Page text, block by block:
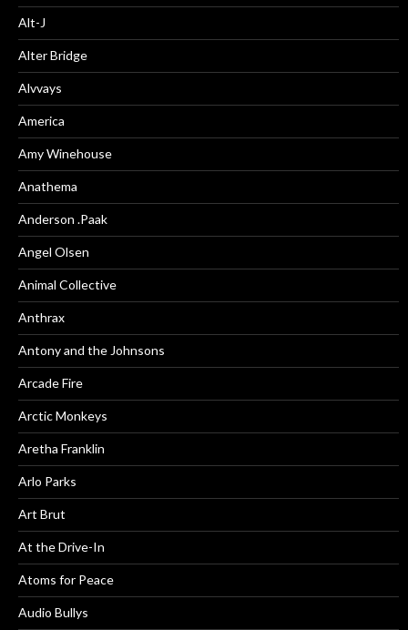
Alt-J
Alter Bridge
Alvvays
America
Amy Winehouse
Anathema
Anderson .Paak
Angel Olsen
Animal Collective
Anthrax
Antony and the Johnsons
Arcade Fire
Arctic Monkeys
Aretha Franklin
Arlo Parks
Art Brut
At the Drive-In
Atoms for Peace
Audio Bullys